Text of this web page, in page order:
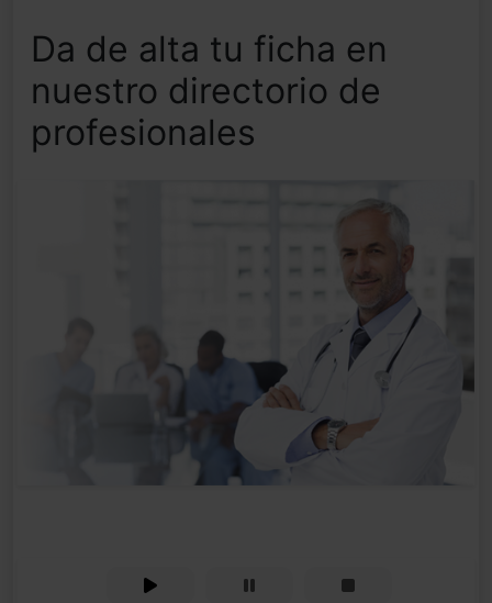
Da de alta tu ficha en
nuestro directorio de
profesionales